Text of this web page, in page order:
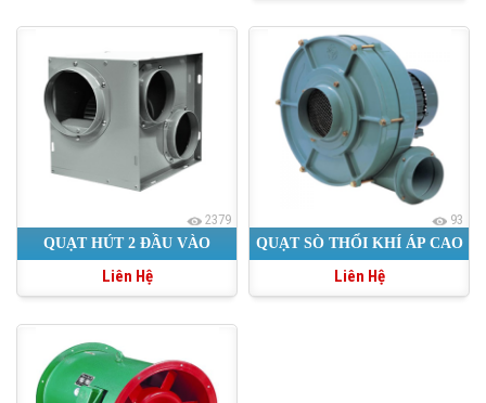
2379
QUẠT HÚT 2 ĐẦU VÀO
Liên Hệ
93
QUẠT SÒ THỔI KHÍ ÁP CAO
Liên Hệ